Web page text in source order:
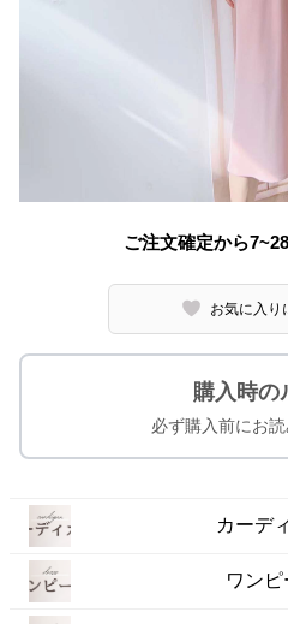
ご注文確定から
お気に入り
購入時の
必ず購入前にお読
カーデ
ワンピ